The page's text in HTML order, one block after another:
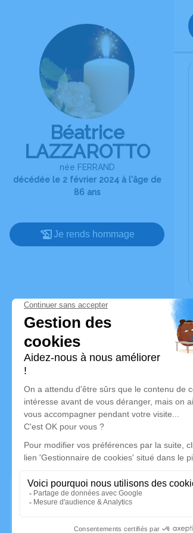
Béatrice
LAZZAROTTO
née FERRAND
décédée le 2 février 2024 à l'âge de
86 ans
Je rends hommage